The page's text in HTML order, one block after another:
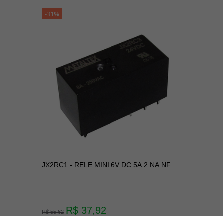
-31%
JX2RC1 - RELE MINI 6V DC 5A 2 NA NF
R$ 55,62 R$ 37,92